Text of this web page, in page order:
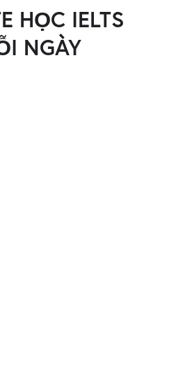
HỌC IELTS
NGÀY